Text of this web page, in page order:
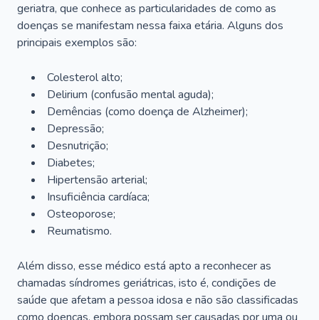
geriatra, que conhece as particularidades de como as
doenças se manifestam nessa faixa etária. Alguns dos
principais exemplos são:
Colesterol alto;
Delirium (confusão mental aguda);
Demências (como doença de Alzheimer);
Depressão;
Desnutrição;
Diabetes;
Hipertensão arterial;
Insuficiência cardíaca;
Osteoporose;
Reumatismo.
Além disso, esse médico está apto a reconhecer as
chamadas síndromes geriátricas, isto é, condições de
saúde que afetam a pessoa idosa e não são classificadas